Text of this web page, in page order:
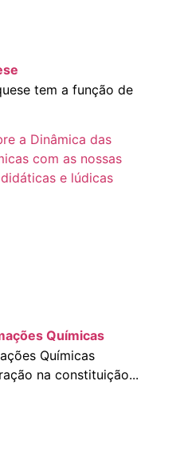
tem a função de
Químicas
Químicas
na constituição...